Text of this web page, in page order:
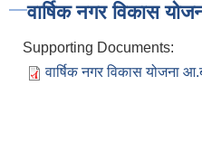
वार्षिक नगर विकास
Supporting Documents:
वार्षिक नगर विकास योजना